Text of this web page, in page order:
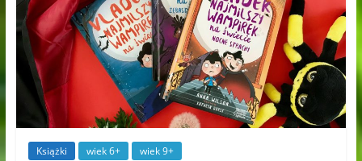
Książki wiek 6+ wiek 9+